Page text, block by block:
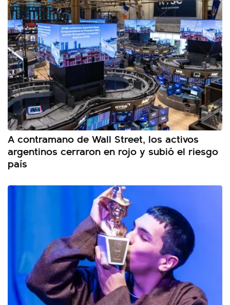
A contramano de Wall Street, los activos
argentinos cerraron en rojo y subió el riesgo
país